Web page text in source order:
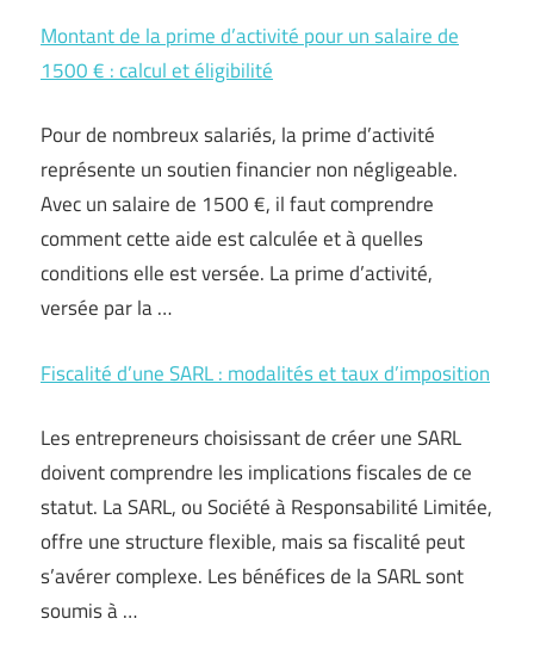
Montant de la prime d’activité pour un salaire de
1500 € : calcul et éligibilité
Pour de nombreux salariés, la prime d’activité
représente un soutien financier non négligeable.
Avec un salaire de 1500 €, il faut comprendre
comment cette aide est calculée et à quelles
conditions elle est versée. La prime d’activité,
versée par la …
Fiscalité d’une SARL : modalités et taux d’imposition
Les entrepreneurs choisissant de créer une SARL
doivent comprendre les implications fiscales de ce
statut. La SARL, ou Société à Responsabilité Limitée,
offre une structure flexible, mais sa fiscalité peut
s’avérer complexe. Les bénéfices de la SARL sont
soumis à …